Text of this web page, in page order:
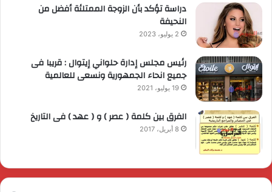
دراسة تؤكد بأن الزوجة الممتلئة أفضل من
النحيفة
2 يوليو، 2023
رئيس مجلس إدارة حلواني إيتوال : قريبا فى
جميع انحاء الجمهورية ونسعى للعالمية
19 يوليو، 2021
الفرق بين كلمة ( عصر ) و ( عهد ) فى التاريخ
8 أبريل، 2017